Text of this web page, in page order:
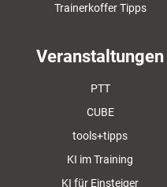
Trainerkoffer Tipps
Veranstaltungen
PTT
CUBE
tools+tipps
KI im Training
KI für Einsteiger